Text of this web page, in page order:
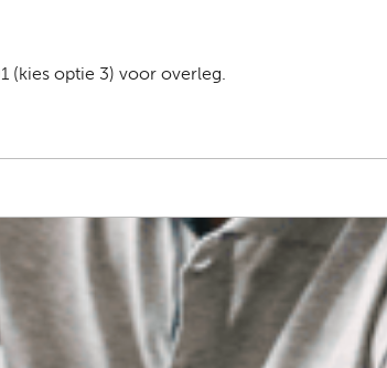
(kies optie 3) voor overleg.